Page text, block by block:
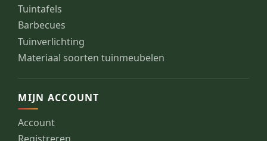
Tuintafels
Barbecues
Tuinverlichting
Materiaal soorten tuinmeubelen
MIJN ACCOUNT
Account